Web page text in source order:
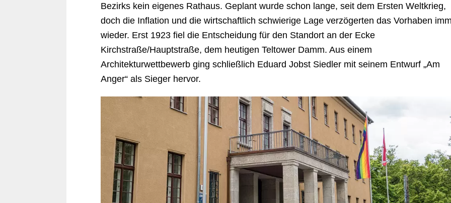
Bezirks kein eigenes Rathaus. Geplant wurde schon lange, seit dem Ersten Weltkrieg,
doch die Inflation und die wirtschaftlich schwierige Lage verzögerten das Vorhaben
wieder. Erst 1923 fiel die Entscheidung für den Standort an der Ecke
Kirchstraße/Hauptstraße, dem heutigen Teltower Damm. Aus einem
Architekturwettbewerb ging schließlich Eduard Jobst Siedler mit seinem Entwurf „Am
Anger“ als Sieger hervor.